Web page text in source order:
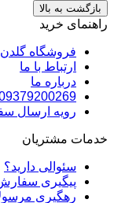
بازگشت به بالا
راهنمای خرید
فروشگاه گلدن
ارتباط با ما
درباره ما
09379200269 (هفت روز هفته؛ 24
رویه ارسال
خدمات مشتریان
سئوالی دارید؟
پیگیری
رهگیری